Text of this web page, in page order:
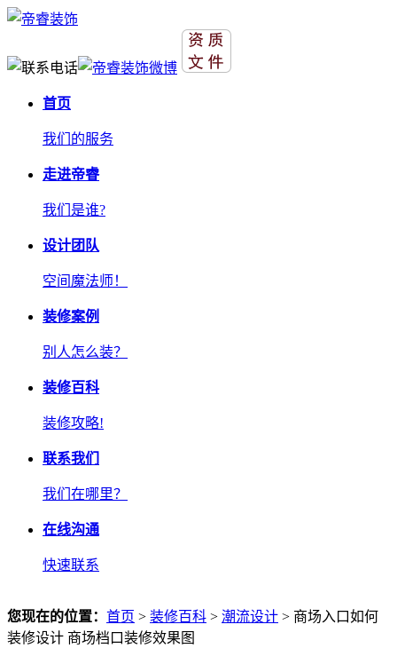
首页
我们的服务
走进帝睿
我们是谁?
设计团队
空间魔法师！
装修案例
别人怎么装？
装修百科
装修攻略!
联系我们
我们在哪里？
在线沟通
快速联系
您现在的位置： 首页 > 装修百科 > 潮流设计 > 商场入口如何
装修设计 商场档口装修效果图